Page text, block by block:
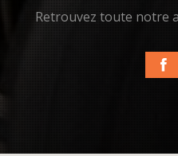
Retrouvez toute notre